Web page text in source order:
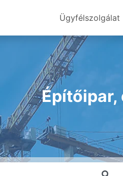
Ügyfélszolgálat